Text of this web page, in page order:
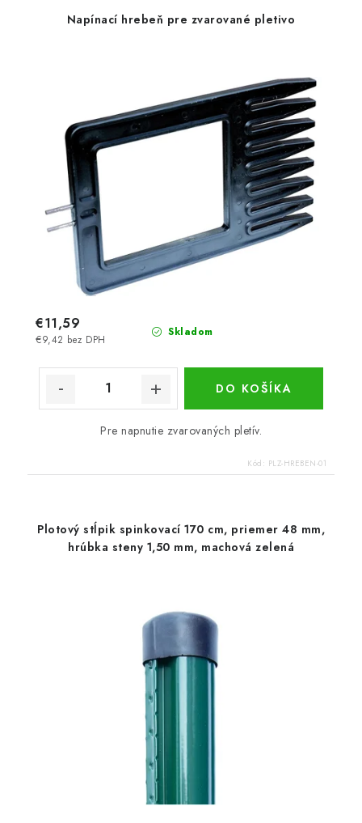
Napínací hrebeň pre zvarované pletivo
Skladom
€9,42 bez DPH
€11,59
DO KOŠÍKA
Pre napnutie zvarovaných pletív.
Kód: PLZ-HREBEN-01
Plotový stĺpik spinkovací 170 cm, priemer 48 mm,
hrúbka steny 1,50 mm, machová zelená